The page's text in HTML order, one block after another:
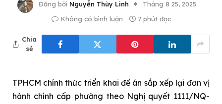
Đăng bởi Nguyễn Thùy Linh
Tháng 8 25, 2025
Không có bình luận
7 phút đọc
Chia
sẻ
TPHCM chính thức triển khai đề án sắp xếp lại đơn vị
hành chính cấp phường theo Nghị quyết 1111/NQ-